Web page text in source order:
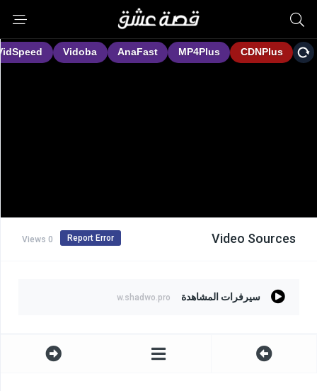
Video Sources
0 Views Report Error
سيرفرات المشاهدة w.shadwo.pro